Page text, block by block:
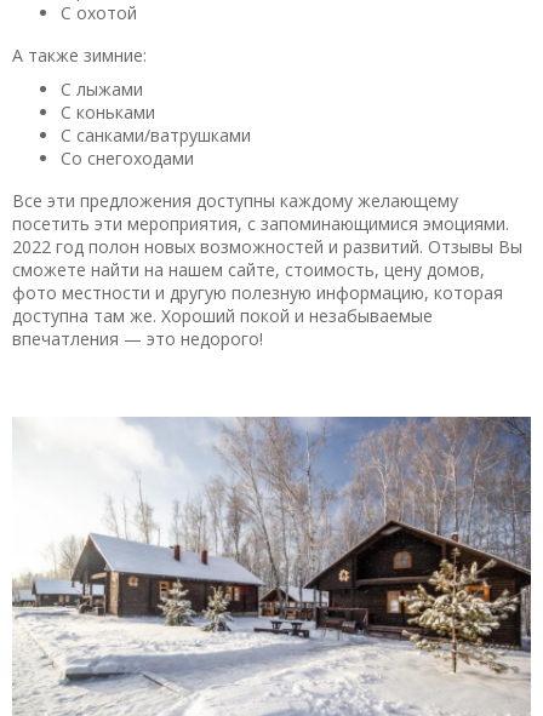
С охотой
А также зимние:
С лыжами
С коньками
С санками/ватрушками
Со снегоходами
Все эти предложения доступны каждому желающему
посетить эти мероприятия, с запоминающимися эмоциями.
2022 год полон новых возможностей и развитий. Отзывы Вы
сможете найти на нашем сайте, стоимость, цену домов,
фото местности и другую полезную информацию, которая
доступна там же. Хороший покой и незабываемые
впечатления — это недорого!